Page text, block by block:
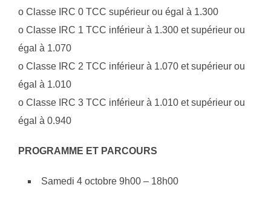
o Classe IRC 0 TCC supérieur ou égal à 1.300
o Classe IRC 1 TCC inférieur à 1.300 et supérieur ou
égal à 1.070
o Classe IRC 2 TCC inférieur à 1.070 et supérieur ou
égal à 1.010
o Classe IRC 3 TCC inférieur à 1.010 et supérieur ou
égal à 0.940
PROGRAMME ET PARCOURS
Samedi 4 octobre 9h00 – 18h00